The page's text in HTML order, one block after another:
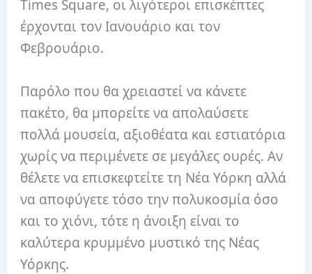
Times Square, οι λιγότεροι επισκέπτες
έρχονται τον Ιανουάριο και τον
Φεβρουάριο.
Παρόλο που θα χρειαστεί να κάνετε
πακέτο, θα μπορείτε να απολαύσετε
πολλά μουσεία, αξιοθέατα και εστιατόρια
χωρίς να περιμένετε σε μεγάλες ουρές. Αν
θέλετε να επισκεφτείτε τη Νέα Υόρκη αλλά
να αποφύγετε τόσο την πολυκοσμία όσο
και το χιόνι, τότε η άνοιξη είναι το
καλύτερα κρυμμένο μυστικό της Νέας
Υόρκης.